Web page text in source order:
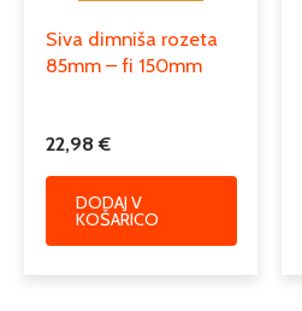
Siva dimniša rozeta
85mm – fi 150mm
22,98€
DODAJ V
KOŠARICO